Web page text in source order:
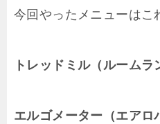
今回やったメニューはこ
トレッドミル（ルーム
エルゴメーター（エア